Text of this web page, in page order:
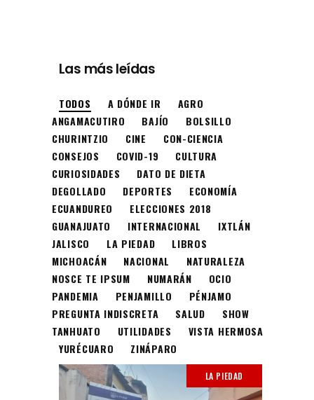
Las más leídas
TODOS A DÓNDE IR
AGRO
ANGAMACUTIRO
BAJÍO
BOLSILLO
CHURINTZIO
CINE
CON-CIENCIA
CONSEJOS
COVID-19
CULTURA
CURIOSIDADES
DATO DE DIETA
DEGOLLADO
DEPORTES
ECONOMÍA
ECUANDUREO
ELECCIONES 2018
GUANAJUATO
INTERNACIONAL
IXTLÁN
JALISCO
LA PIEDAD
LIBROS
MICHOACÁN
NACIONAL
NATURALEZA
NOSCE TE IPSUM
NUMARÁN
OCIO
PANDEMIA
PENJAMILLO
PÉNJAMO
PREGUNTA INDISCRETA
SALUD
SHOW
TANHUATO
UTILIDADES
VISTA HERMOSA
YURÉCUARO
ZINÁPARO
LA PIEDAD